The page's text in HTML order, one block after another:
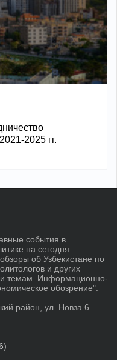
2025 гг.
события в
на сегодня.
об Узбекистане по
и других
и темам. Информационно-
обозрение".
район, ул. Новза 6